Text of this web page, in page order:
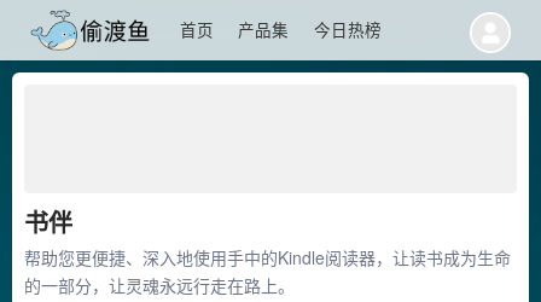
首页 产品集 今日热榜
书伴
帮助您更便捷、深入地使用手中的Kindle阅读器，让读书成为生命
的一部分，让灵魂永远行走在路上。